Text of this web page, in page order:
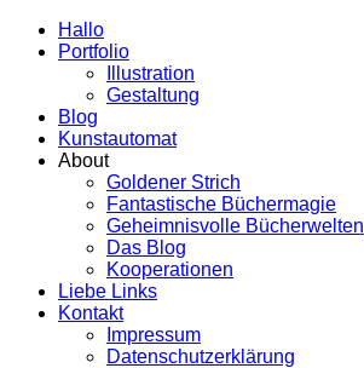
Hallo
Portfolio
Illustration
Gestaltung
Blog
Kunstautomat
About
Goldener Strich
Fantastische Büchermagie
Geheimnisvolle Bücherwelten
Das Blog
Kooperationen
Liebe Links
Kontakt
Impressum
Datenschutzerklärung